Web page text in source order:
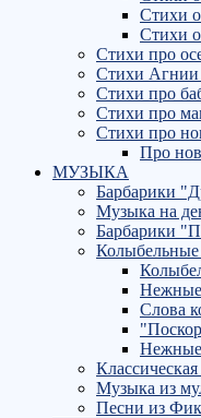
Стихи
Стихи
Стихи про
Стихи Агнии
Стихи про
Стихи про
Стихи про
Про
МУЗЫКА
Барбарики
Музыка на
Барбарики
Колыбельные
Нежные
Слова
Музыка из
Песни из